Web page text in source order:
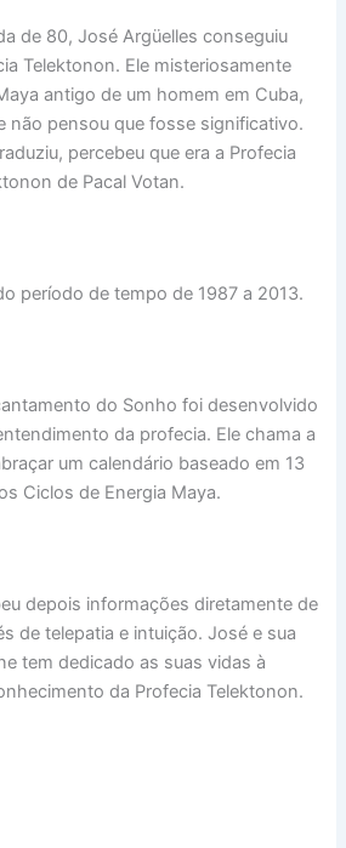
de 80, José Argüelles conseguiu
Telektonon. Ele misteriosamente
antigo de um homem em Cuba,
não pensou que fosse significativo.
percebeu que era a Profecia
de Pacal Votan.
período de tempo de 1987 a 2013.
do Sonho foi desenvolvido
da profecia. Ele chama a
um calendário baseado em 13
Ciclos de Energia Maya.
depois informações diretamente de
de telepatia e intuição. José e sua
tem dedicado as suas vidas à
da Profecia Telektonon.